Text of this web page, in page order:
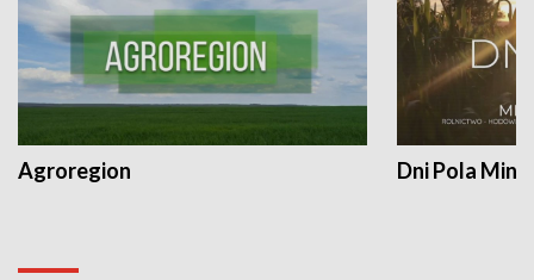
Agroregion Dni Pola